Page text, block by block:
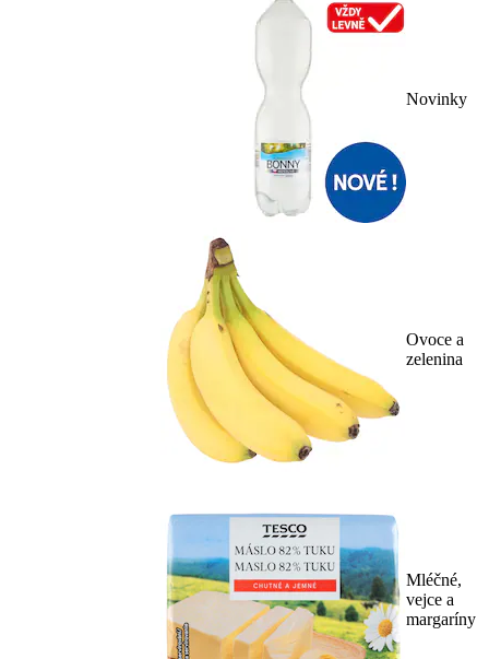
Novinky
Ovoce a
zelenina
Mléčné,
vejce a
margaríny